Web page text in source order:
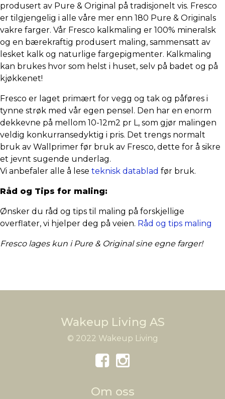
produsert av Pure & Original på tradisjonelt vis. Fresco
er tilgjengelig i alle våre mer enn 180 Pure & Originals
vakre farger. Vår Fresco kalkmaling er 100% mineralsk
og en bærekraftig produsert maling, sammensatt av
lesket kalk og naturlige fargepigmenter. Kalkmaling
kan brukes hvor som helst i huset, selv på badet og på
kjøkkenet!
Fresco er laget primært for vegg og tak og påføres i
tynne strøk med vår egen pensel. Den har en enorm
dekkevne på mellom 10-12m2 pr L, som gjør malingen
veldig konkurransedyktig i pris. Det trengs normalt
bruk av Wallprimer før bruk av Fresco, dette for å sikre
et jevnt sugende underlag.
Vi anbefaler alle å lese teknisk datablad før bruk.
Råd og Tips for maling:
Ønsker du råd og tips til maling på forskjellige
overflater, vi hjelper deg på veien. Råd og tips maling
Fresco lages kun i Pure & Original sine egne farger!
Wakeup Living AS
© 2022 Wakeup Living
Om oss